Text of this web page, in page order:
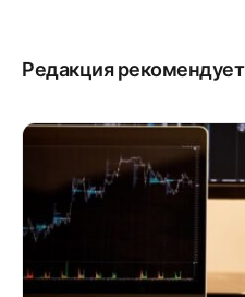
Редакция рекомендует